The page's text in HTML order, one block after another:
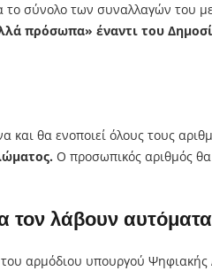
σύνολο των συναλλαγών του
πρόσωπα» έναντι του
και θα ενοποιεί όλους τους
Ο προσωπικός αριθμός
τον λάβουν αυτόματα
αρμόδιου υπουργού